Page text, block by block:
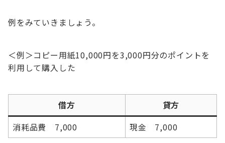
例をみていきましょう。
＜例＞コピー用紙10,000円を3,000円分のポイントを
利用して購入した
借方
貸方
消耗品費 7,000
現金 7,000